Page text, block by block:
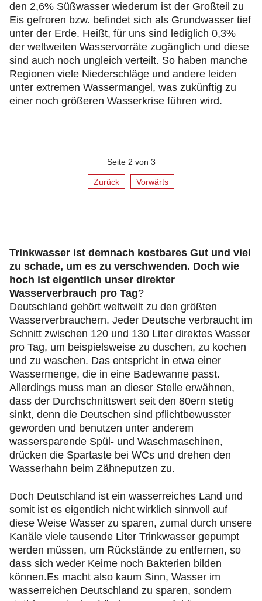
den 2,6% Süßwasser wiederum ist der Großteil zu
Eis gefroren bzw. befindet sich als Grundwasser tief
unter der Erde. Heißt, für uns sind lediglich 0,3%
der weltweiten Wasservorräte zugänglich und diese
sind auch noch ungleich verteilt. So haben manche
Regionen viele Niederschläge und andere leiden
unter extremen Wassermangel, was zukünftig zu
einer noch größeren Wasserkrise führen wird.
Seite 2 von 3
Zurück Vorwärts
Trinkwasser ist demnach kostbares Gut und viel
zu schade, um es zu verschwenden. Doch wie
hoch ist eigentlich unser direkter
Wasserverbrauch pro Tag?
Deutschland gehört weltweilt zu den größten
Wasserverbrauchern. Jeder Deutsche verbraucht im
Schnitt zwischen 120 und 130 Liter direktes Wasser
pro Tag, um beispielsweise zu duschen, zu kochen
und zu waschen. Das entspricht in etwa einer
Wassermenge, die in eine Badewanne passt.
Allerdings muss man an dieser Stelle erwähnen,
dass der Durchschnittswert seit den 80ern stetig
sinkt, denn die Deutschen sind pflichtbewusster
geworden und benutzen unter anderem
wassersparende Spül- und Waschmaschinen,
drücken die Spartaste bei WCs und drehen den
Wasserhahn beim Zähneputzen zu.
Doch Deutschland ist ein wasserreiches Land und
somit ist es eigentlich nicht wirklich sinnvoll auf
diese Weise Wasser zu sparen, zumal durch unsere
Kanäle viele tausende Liter Trinkwasser gepumpt
werden müssen, um Rückstände zu entfernen, so
dass sich weder Keime noch Bakterien bilden
können.Es macht also kaum Sinn, Wasser im
wasserreichen Deutschland zu sparen, sondern